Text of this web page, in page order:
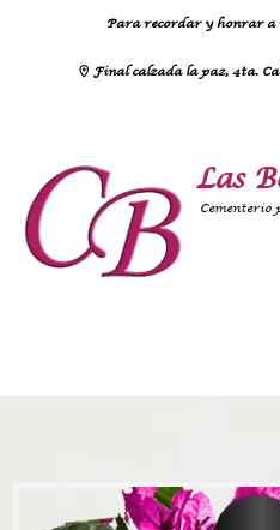
Para recordar y honrar a
Final calzada la paz, 4ta.
Las
Cementerio